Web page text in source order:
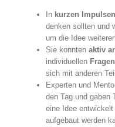
In kurzen Impulsen
denken sollten und
um die Idee
Sie konnten aktiv
individuellen Fragen
sich mit anderen
Experten und
den Tag und gaben
eine Idee
aufgebaut werden